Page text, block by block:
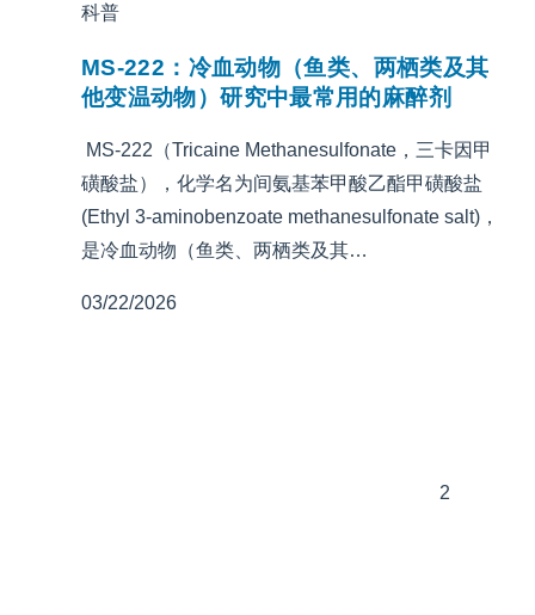
科普
MS-222：冷血动物（鱼类、两栖类及其
他变温动物）研究中最常用的麻醉剂
MS-222（Tricaine Methanesulfonate，三卡因甲
磺酸盐），化学名为间氨基苯甲酸乙酯甲磺酸盐
(Ethyl 3-aminobenzoate methanesulfonate salt)，
是冷血动物（鱼类、两栖类及其…
03/22/2026
2